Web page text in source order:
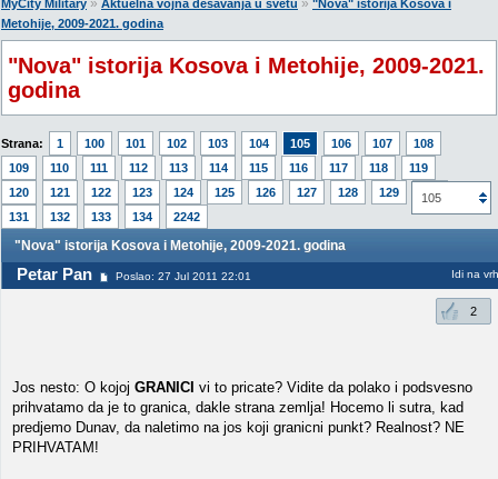
MyCity Military » Aktuelna vojna dešavanja u svetu » "Nova" istorija Kosova i
Metohije, 2009-2021. godina
"Nova" istorija Kosova i Metohije, 2009-2021.
godina
Strana: 1 100 101 102 103 104 105 106 107
108
109
110 111 112 113 114 115 116 117 118
119
120
121 122 123 124 125 126 127 128 129
130
131
132 133 134 2242
105
"Nova" istorija Kosova i Metohije, 2009-2021. godina
Petar Pan Poslao: 27 Jul 2011 22:01 Idi na vrh
2
Jos nesto: O kojoj GRANICI vi to pricate? Vidite da polako i podsvesno
prihvatamo da je to granica, dakle strana zemlja! Hocemo li sutra, kad
predjemo Dunav, da naletimo na jos koji granicni punkt? Realnost? NE
PRIHVATAM!